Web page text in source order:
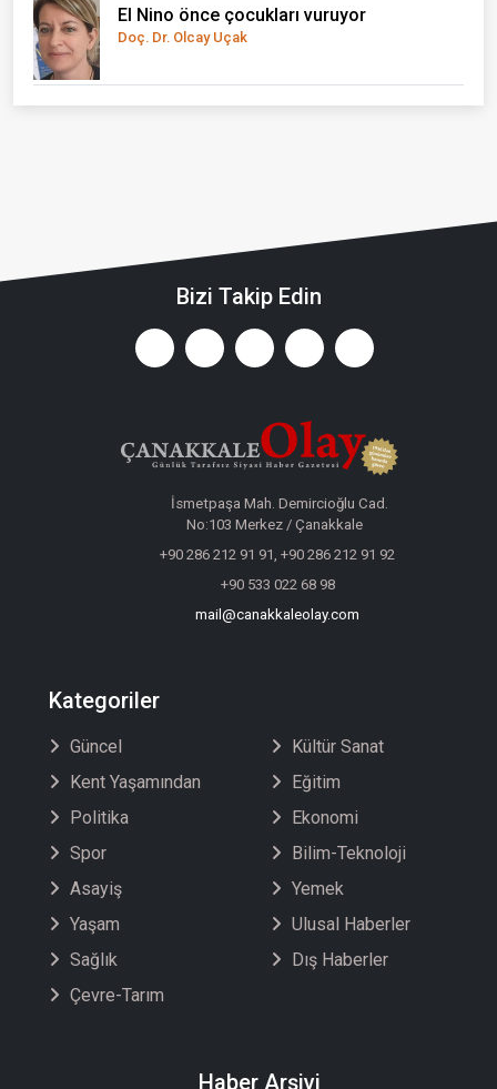
El Nino önce çocukları vuruyor
Doç. Dr. Olcay Uçak
Bizi Takip Edin
İsmetpaşa Mah. Demircioğlu Cad.
No:103 Merkez / Çanakkale
+90 286 212 91 91, +90 286 212 91 92
+90 533 022 68 98
mail@canakkaleolay.com
Kategoriler
Güncel
Kent Yaşamından
Politika
Spor
Asayiş
Yaşam
Sağlık
Çevre-Tarım
Kültür Sanat
Eğitim
Ekonomi
Bilim-Teknoloji
Yemek
Ulusal Haberler
Dış Haberler
Haber Arşivi